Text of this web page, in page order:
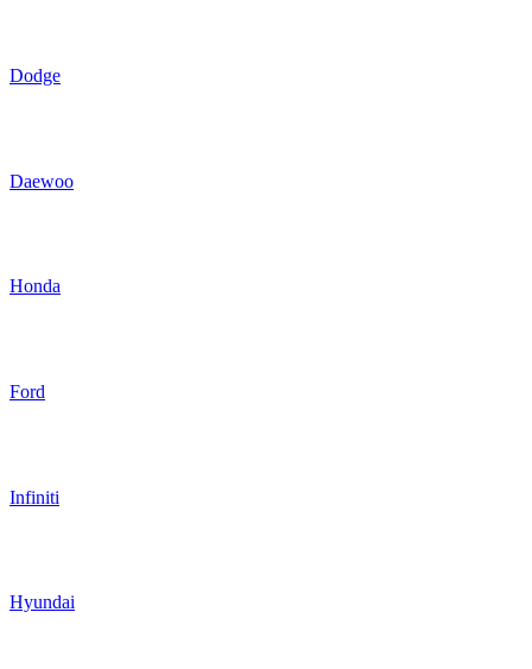
Dodge
Daewoo
Honda
Ford
Infiniti
Hyundai